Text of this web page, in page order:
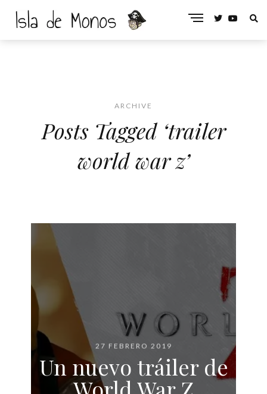
ARCHIVE
Posts Tagged ‘trailer
world war z’
27 FEBRERO 2019
Un nuevo tráiler de
World War Z